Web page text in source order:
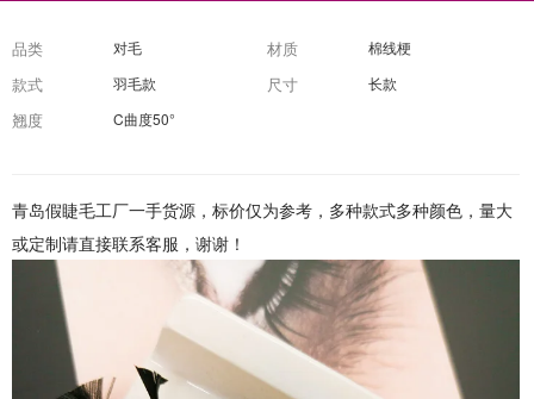
品类 对毛 材质 棉线梗
款式 羽毛款 尺寸 长款
翘度 C曲度50°
青岛假睫毛工厂一手货源，标价仅为参考，多种款式多种颜色，量大
或定制请直接联系客服，谢谢！